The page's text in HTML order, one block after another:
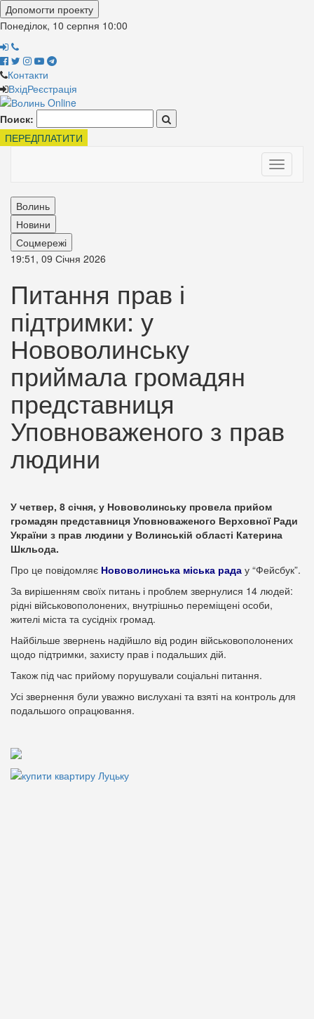
Допомогти проекту
Понеділок, 10 серпня 10:00
Контакти
ВхідРеєстрація
Поиск:
ПЕРЕДПЛАТИТИ
Toggle
Волинь
Новини
Соцмережі
19:51, 09 Січня 2026
Питання прав і
підтримки: у
Нововолинську
приймала громадян
представниця
Уповноваженого з прав
людини
У четвер, 8 січня, у Нововолинську провела прийом
громадян представниця Уповноваженого Верховної Ради
України з прав людини у Волинській області Катерина
Шкльода.
Про це повідомляє Нововолинська міська рада у “Фейсбук”.
За вирішенням своїх питань і проблем звернулися 14 людей:
рідні військовополонених, внутрішньо переміщені особи,
жителі міста та сусідніх громад.
Найбільше звернень надійшло від родин військовополонених
щодо підтримки, захисту прав і подальших дій.
Також під час прийому порушували соціальні питання.
Усі звернення були уважно вислухані та взяті на контроль для
подальшого опрацювання.